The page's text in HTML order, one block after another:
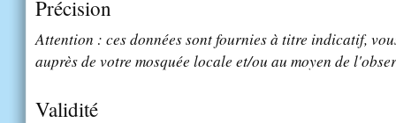
Précision
Attention : ces données sont fournies à titre indicatif,
auprès de votre mosquée locale et/ou au moyen de
Validité